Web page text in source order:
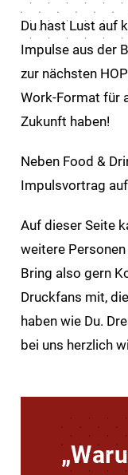
Du hast Lust auf
Impulse aus der
zur nächsten
Work-Format für
Zukunft haben!
Neben Food &
Impulsvortrag
Auf dieser Seite
weitere
Bring also gern
Druckfans mit,
haben wie Du.
bei uns herzlich